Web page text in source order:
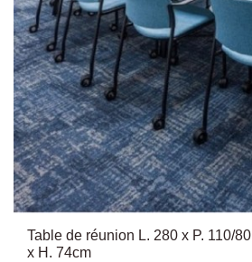
Table de réunion L. 280 x P. 110/80
x H. 74cm